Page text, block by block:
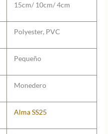
15cm/ 10cm/ 4cm
Polyester, PVC
Pequeño
Monedero
Alma SS25